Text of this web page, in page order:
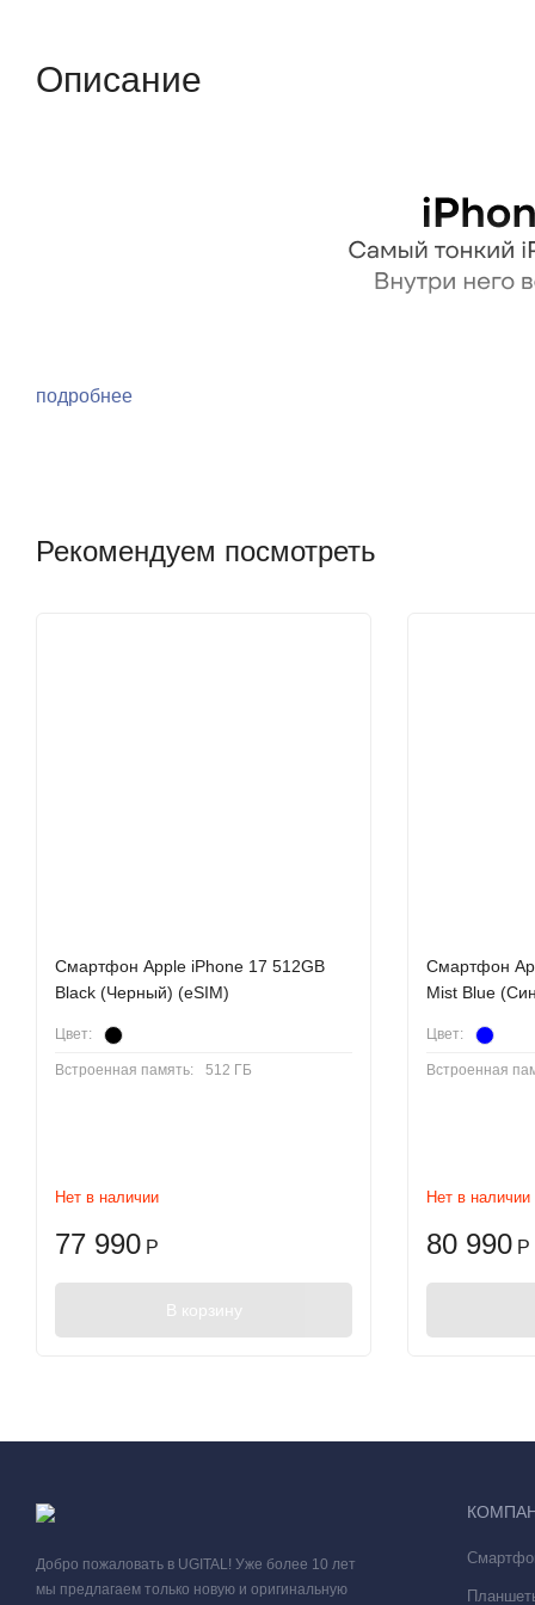
Описание
подробнее
Рекомендуем посмотреть
Cмартфон Apple iPhone 17 512GB
Black (Черный) (eSIM)
Цвет:
Встроенная память: 512 ГБ
Нет в наличии
77 990 Р
В корзину
Cмартфон
Mist Blue
Цвет:
Встроенная
Нет в наличии
80 990 Р
Добро пожаловать в UGITAL! Уже более 10 лет
мы предлагаем только новую и оригинальную